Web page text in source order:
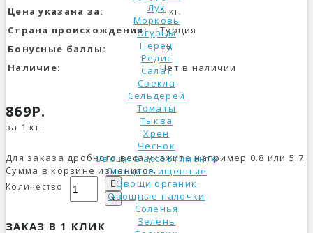
Лук
Морковь
Огурцы
Перец
Редис
Салат
Свекла
Сельдерей
Томаты
Тыква
Хрен
Чеснок
Овощи в ассортименте
Овощи очищенные
Овощи органик
Овощные палочки
Соленья
Зелень
Цена указана за:
1 кг.
Страна происхождения:
Турция
Бонусные баллы:
17
Наличие:
Нет в наличии
869Р.
за 1 кг.
Для заказа дробного веса укажите например 0.8 или 5.7.
Сумма в корзине изменится.
Количество
×
ЗАКАЗ В 1 КЛИК